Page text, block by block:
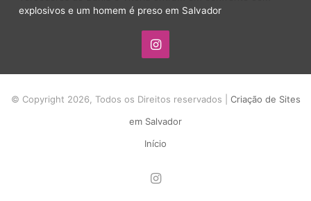
explosivos e um homem é preso em Salvador
Instagram
© Copyright 2026, Todos os Direitos reservados | Criação de Sites
em Salvador
Início
Instagram